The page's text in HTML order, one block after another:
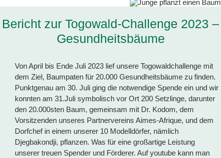
Bericht zur Togowald-Challenge 2023 –
Gesundheitsbäume
Von April bis Ende Juli 2023 lief unsere Togowaldchallenge mit
dem Ziel, Baumpaten für 20.000 Gesundheitsbäume zu finden.
Punktgenau am 30. Juli ging die notwendige Spende ein und wir
konnten am 31.Juli symbolisch vor Ort 200 Setzlinge, darunter
den 20.000sten Baum, gemeinsam mit Dr. Kodom, dem
Vorsitzenden unseres Partnervereins Aimes-Afrique, und dem
Dorfchef in einem unserer 10 Modelldörfer, nämlich
Djegbakondji, pflanzen. Was für eine großartige Leistung
unserer treuen Spender und Förderer. Auf youtube kann man